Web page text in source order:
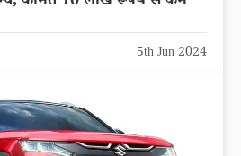
5th Jun 2024